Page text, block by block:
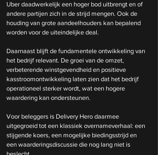
Uber daadwerkelijk een hoger bod uitbrengt en of
andere partijen zich in de strijd mengen. Ook de
houding van grote aandeelhouders kan bepalend
worden voor de uiteindelijke deal.
Daarnaast blijft de fundamentele ontwikkeling van
het bedrijf relevant. De groei van de omzet,
verbeterende winstgevendheid en positieve
kasstroomontwikkeling laten zien dat het bedrijf
operationeel sterker wordt, wat een hogere
waardering kan ondersteunen.
Voor beleggers is Delivery Hero daarmee
uitgegroeid tot een klassiek overnameverhaal: een
stijgende koers, een mogelijke biedingsstrijd en
een waarderingsdiscussie die nog lang niet is